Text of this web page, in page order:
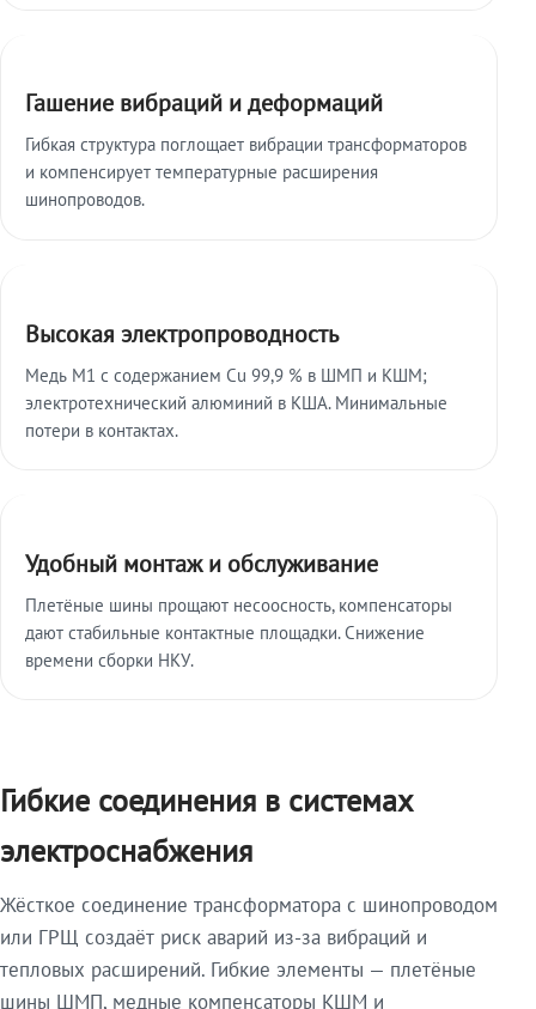
Гашение вибраций и деформаций
Гибкая структура поглощает вибрации трансформаторов
и компенсирует температурные расширения
шинопроводов.
Высокая электропроводность
Медь М1 с содержанием Cu 99,9 % в ШМП и КШМ;
электротехнический алюминий в КША. Минимальные
потери в контактах.
Удобный монтаж и обслуживание
Плетёные шины прощают несоосность, компенсаторы
дают стабильные контактные площадки. Снижение
времени сборки НКУ.
Гибкие соединения в системах
электроснабжения
Жёсткое соединение трансформатора с шинопроводом
или ГРЩ создаёт риск аварий из-за вибраций и
тепловых расширений. Гибкие элементы — плетёные
шины ШМП, медные компенсаторы КШМ и